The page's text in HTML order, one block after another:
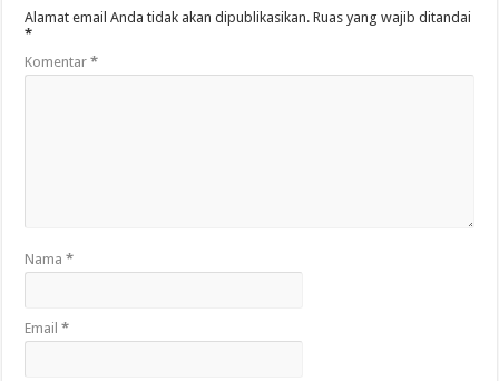
Alamat email Anda tidak akan dipublikasikan. Ruas yang wajib ditandai
*
Komentar*
Nama*
Email*